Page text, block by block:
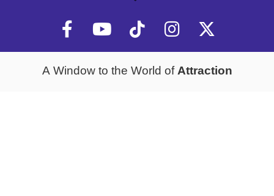
A Window to the World ofAttraction